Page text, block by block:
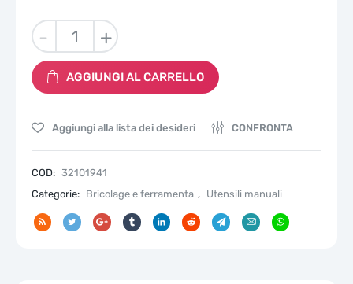
-
Sega
maniglia
pieghevole
giardino
18cm
per
potatura
legno
taglio
cartongesso
lama
+
AGGIUNGI AL CARRELLO
Aggiungi alla lista dei desideri CONFRONTA
COD: 32101941
Categorie: Bricolage e ferramenta , Utensili manuali